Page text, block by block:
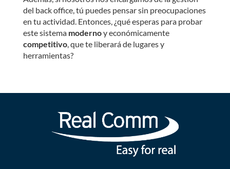
del back office, tú puedes pensar sin preocupaciones
en tu actividad. Entonces, ¿qué esperas para probar
este sistemamodernoy económicamente
competitivo, que te liberará de lugares y
herramientas?